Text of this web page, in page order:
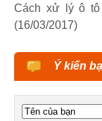
Cách xử lý ô tô
(16/03/2017)
Ý kiến